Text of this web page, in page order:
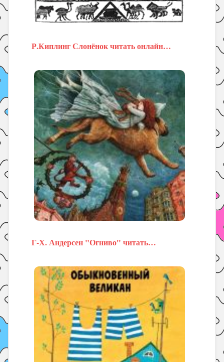
Р.Киплинг Слонёнок читать онлайн…
Г-Х. Андерсен "Огниво" читать…